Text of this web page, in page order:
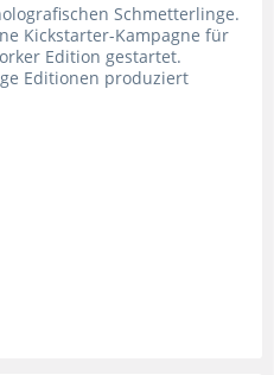
Schmetterlinge.
Kickstarter-Kampagne für
Edition gestartet.
Editionen produziert